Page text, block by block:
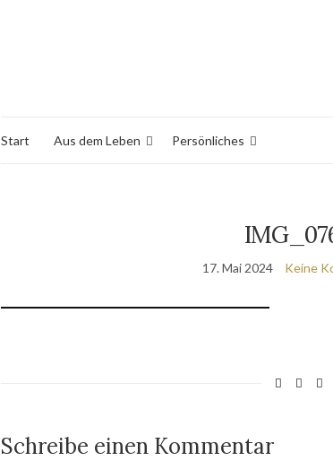
Start Aus dem Leben Persönliches
17. Mai 2024 Keine
Schreibe einen Kommentar